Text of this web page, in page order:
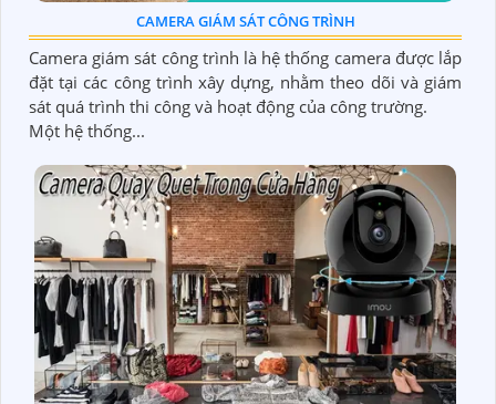
CAMERA GIÁM SÁT CÔNG TRÌNH
Camera giám sát công trình là hệ thống camera được lắp
đặt tại các công trình xây dựng, nhằm theo dõi và giám
sát quá trình thi công và hoạt động của công trường.
Một hệ thống...